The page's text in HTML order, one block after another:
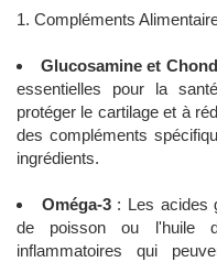
1. Compléments
Glucosamine et
essentielles pour la
protéger le cartilage et à
des compléments
ingrédients.
Oméga-3: Les acides
de poisson ou l'huile
inflammatoires qui